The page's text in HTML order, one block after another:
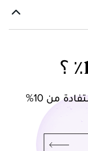
وإحصل على كود خصم للاستفادة من 10%